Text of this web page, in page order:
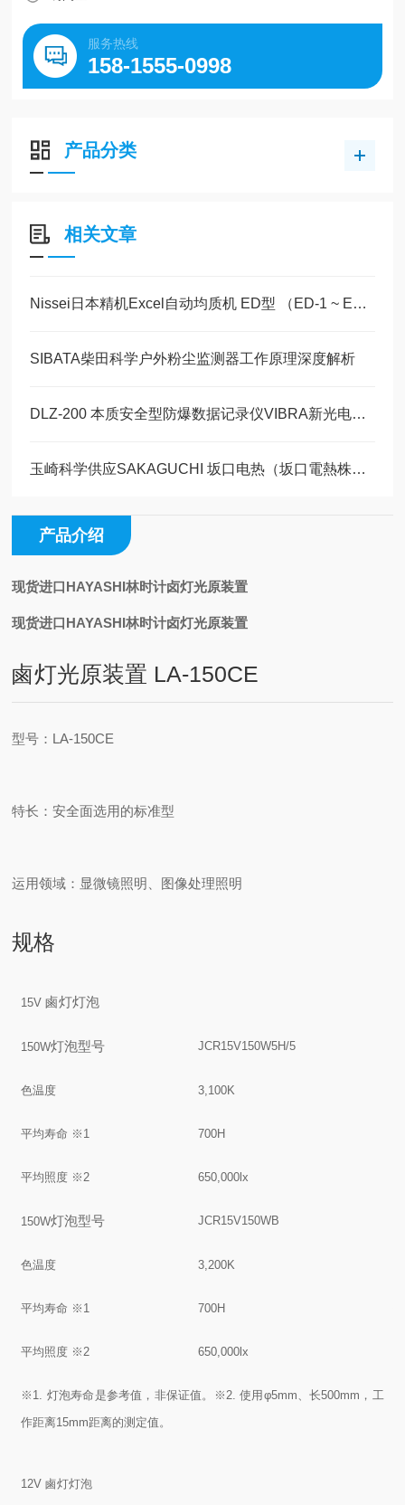
服务热线
158-1555-0998
产品分类
相关文章
Nissei日本精机Excel自动均质机 ED型 （ED-1 ~ ED-12：共12个子型号）
SIBATA柴田科学户外粉尘监测器工作原理深度解析
DLZ-200 本质安全型防爆数据记录仪VIBRA新光电子玉科原装现货
玉崎科学供应SAKAGUCHI 坂口电热（坂口電熱株式会社）全系列产品的完整介绍
产品介绍
现货进口HAYASHI林时计卤灯光原装置
现货进口HAYASHI林时计卤灯光原装置
鹵灯光原装置 LA-150CE
型号：LA-150CE
特长：安全面选用的标准型
运用领域：显微镜照明、图像处理照明
规格
15V鹵灯灯泡
150W灯泡型号 JCR15V150W5H/5
色温度 3,100K
平均寿命 ※1 700H
平均照度 ※2 650,000lx
150W灯泡型号 JCR15V150WB
色温度 3,200K
平均寿命 ※1 700H
平均照度 ※2 650,000lx
※1. 灯泡寿命是参考值，非保证值。
※2. 使用φ5mm、长500mm，工
作距离15mm距离的测定值。
12V 鹵灯灯泡